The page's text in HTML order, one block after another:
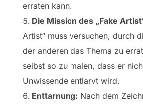
erraten kann.
Die Mission des „Fake
Artist“ muss versuchen, durch
der anderen das Thema zu
selbst so zu malen, dass er
Unwissende entlarvt wird.
Enttarnung: Nach dem